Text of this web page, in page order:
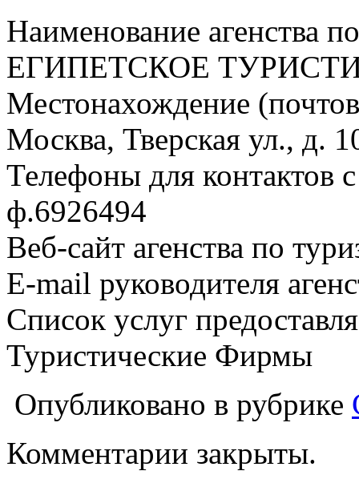
Наименование агенства
ЕГИПЕТСКОЕ
Местонахождение
Москва, Тверская ул., д.
Телефоны для контактов
ф.6926494
Веб-сайт агенства по
E-mail руководителя
Список услуг
Туристические Фирмы
Опубликовано в рубрике
Комментарии закрыты.